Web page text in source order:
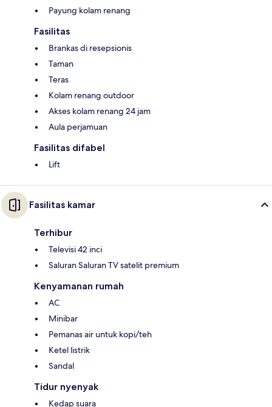
Payung kolam renang
Fasilitas
Brankas di resepsionis
Taman
Teras
Kolam renang outdoor
Akses kolam renang 24 jam
Aula perjamuan
Fasilitas difabel
Lift
Fasilitas kamar
Terhibur
Televisi 42 inci
Saluran Saluran TV satelit premium
Kenyamanan rumah
AC
Minibar
Pemanas air untuk kopi/teh
Ketel listrik
Sandal
Tidur nyenyak
Kedap suara